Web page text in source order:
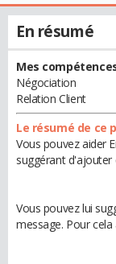
En résumé
Mes
Négociation
Relation Client
Le résumé de ce
Vous pouvez aider
suggérant d'ajouter
Vous pouvez lui
message. Pour